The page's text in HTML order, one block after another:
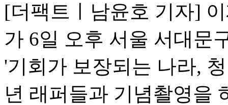
[더팩트ㅣ남윤호 기자]
가 6일 오후 서울 서대문
'기회가 보장되는 나라,
년 래퍼들과 기념촬영을